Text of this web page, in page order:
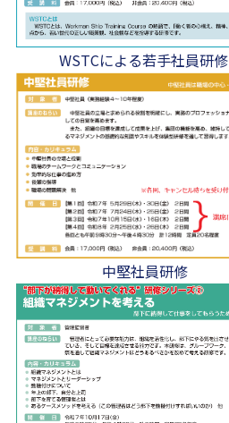
WSTCによる若手社員研修
中堅社員研修